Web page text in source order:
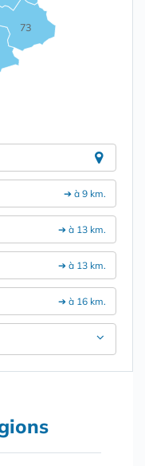
73
➔ à 9 km.
➔ à 13 km.
➔ à 13 km.
➔ à 16 km.